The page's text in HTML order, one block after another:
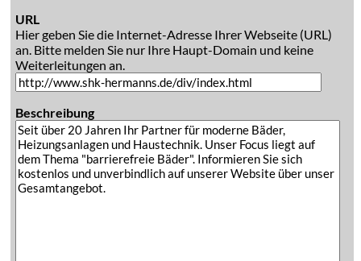
URL
Hier geben Sie die Internet-Adresse Ihrer Webseite (URL)
an. Bitte melden Sie nur Ihre Haupt-Domain und keine
Weiterleitungen an.
Beschreibung